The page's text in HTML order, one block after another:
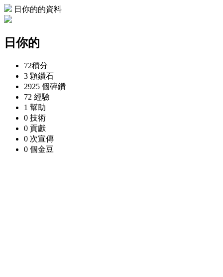
日你的的資料
日你的
72積分
3 顆鑽石
2925 個碎鑽
72 經驗
1 幫助
0 技術
0 貢獻
0 次宣傳
0 個金豆